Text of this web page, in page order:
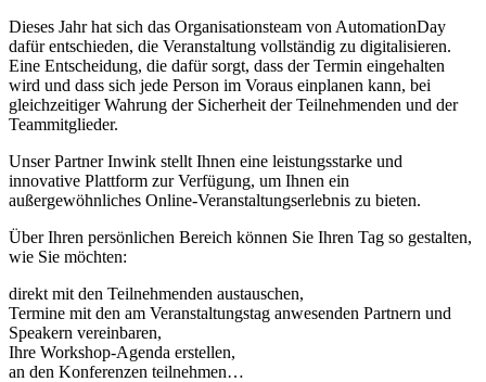
Dieses Jahr hat sich das Organisationsteam von AutomationDay
dafür entschieden, die Veranstaltung vollständig zu digitalisieren.
Eine Entscheidung, die dafür sorgt, dass der Termin eingehalten
wird und dass sich jede Person im Voraus einplanen kann, bei
gleichzeitiger Wahrung der Sicherheit der Teilnehmenden und der
Teammitglieder.
Unser Partner Inwink stellt Ihnen eine leistungsstarke und
innovative Plattform zur Verfügung, um Ihnen ein
außergewöhnliches Online-Veranstaltungserlebnis zu bieten.
Über Ihren persönlichen Bereich können Sie Ihren Tag so gestalten,
wie Sie möchten:
direkt mit den Teilnehmenden austauschen,
Termine mit den am Veranstaltungstag anwesenden Partnern und
Speakern vereinbaren,
Ihre Workshop-Agenda erstellen,
an den Konferenzen teilnehmen…